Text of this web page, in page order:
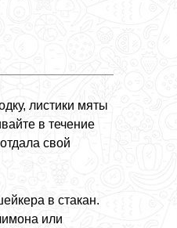
листики мяты
в течение
свой
в стакан.
или